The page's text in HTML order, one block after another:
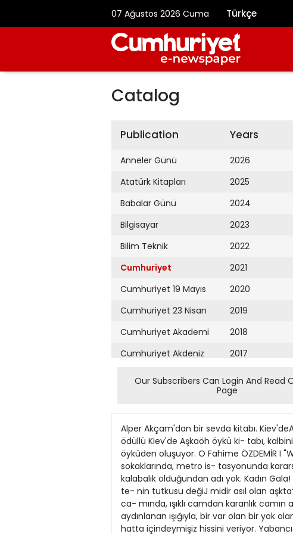
07 Ağustos 2026 Cuma Türkçe
Catalog
Publication
Anneler Günü
Atatürk Kitapları
Babalar Günü
Bilgisayar
Bilim Teknik
Cumhuriyet
Cumhuriyet 19 Mayıs
Cumhuriyet 23 Nisan
Cumhuriyet Akademi
Cumhuriyet Akdeniz
Cumhuriyet Alışveriş
Cumhuriyet Ankara
Cumhuriyet Büyük
Taaruz
Cumhuriyet
Cumartesi
Cumhuriyet Çevre
Years
2026
2025
2024
2023
2022
2021
2020
2019
2018
2017
2016
2015
2013
2011
2010
2009
Our Subscribers Can Login And Read
Page
Alper Akçam'dan bir sevda kitabı.
ödüllü Kiev'de Aşkaöh öykü ki- tabı,
öyküden oluşuyor. O Fahime ÖZDEMİR I
sokaklarında, metro is- tasyonunda
kalabalık olduğundan adı yok. Kadın
te- nin tutkusu değiJ midir asıl olan aşkta?
ca- mında, ışıklı camdan karanlık
aydınlanan ışığıyla, bir var olan bir
hatta içindeymişiz hissini veriyor.